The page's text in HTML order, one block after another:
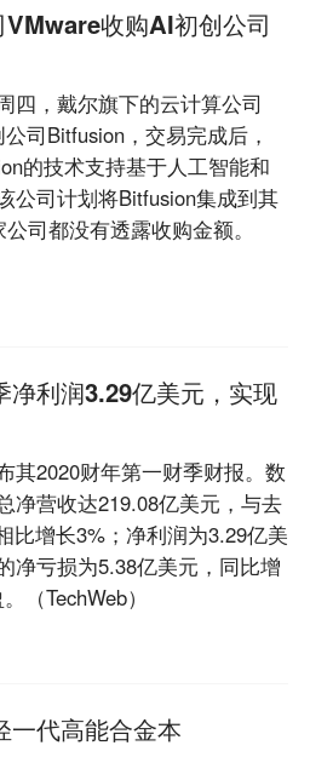
收购AI初创公司
四，戴尔旗下的云计算公司
司Bitfusion，交易完成后，
的技术支持基于人工智能和
公司计划将Bitfusion集成到其
司都没有透露收购金额。
净利润3.29亿美元，实现
其2020财年第一财季财报。数
净营收达219.08亿美元，与去
比增长3%；净利润为3.29亿美
净亏损为5.38亿美元，同比增
（TechWeb）
一代高能合金本